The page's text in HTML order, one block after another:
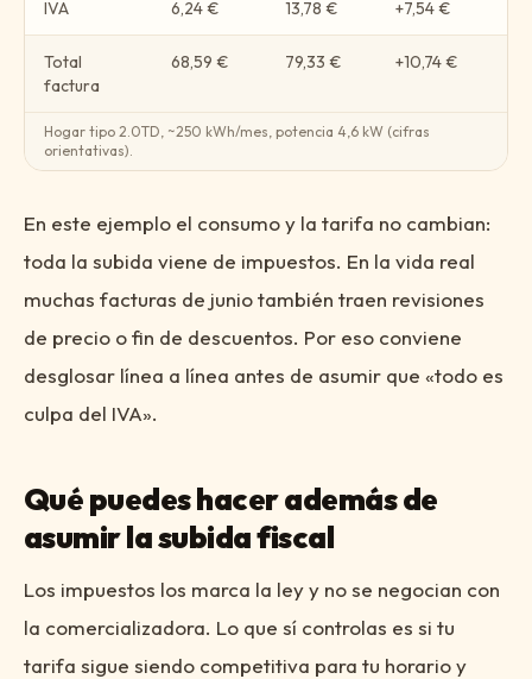
IVA 6,24 € 13,78 € +7,54 €
Total
factura
68,59 € 79,33 € +10,74 €
Hogar tipo 2.0TD, ~250 kWh/mes, potencia 4,6 kW (cifras
orientativas).
En este ejemplo el consumo y la tarifa no cambian:
toda la subida viene de impuestos. En la vida real
muchas facturas de junio también traen revisiones
de precio o fin de descuentos. Por eso conviene
desglosar línea a línea antes de asumir que «todo es
culpa del IVA».
Qué puedes hacer además de
asumir la subida fiscal
Los impuestos los marca la ley y no se negocian con
la comercializadora. Lo que sí controlas es si tu
tarifa sigue siendo competitiva para tu horario y